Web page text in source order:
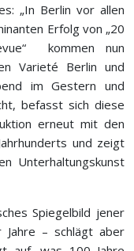
„In Berlin vor allen
Erfolg von „20
kommen nun
Varieté Berlin und
im Gestern und
befasst sich diese
erneut mit den
und zeigt
Unterhaltungskunst
Spiegelbild jener
Jahre – schlägt aber